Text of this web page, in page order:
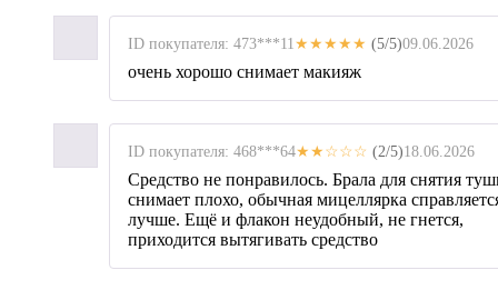
ID покупателя: 473***11★★★★★ (5/5)09.06.2026
очень хорошо снимает макияж
ID покупателя: 468***64★★☆☆☆ (2/5)18.06.2026
Средство не понравилось. Брала для снятия
снимает плохо, обычная мицеллярка
лучше. Ещё и флакон неудобный, не гнется,
приходится вытягивать средство